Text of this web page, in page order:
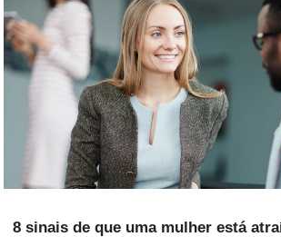
8 sinais de que uma mulher está